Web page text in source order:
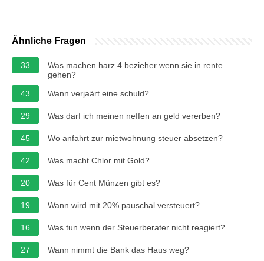
Ähnliche Fragen
33
Was machen harz 4 bezieher wenn sie in rente
gehen?
43
Wann verjaärt eine schuld?
29 Was darf ich meinen neffen an geld vererben?
45 Wo anfahrt zur mietwohnung steuer absetzen?
42 Was macht Chlor mit Gold?
20 Was für Cent Münzen gibt es?
19 Wann wird mit 20% pauschal versteuert?
16 Was tun wenn der Steuerberater nicht reagiert?
27 Wann nimmt die Bank das Haus weg?